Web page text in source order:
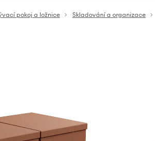
pokoj a ložnice Skladování a organizace